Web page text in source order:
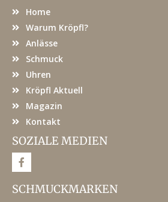
Home
Warum Kröpfl?
Anlässe
Schmuck
Uhren
Kröpfl Aktuell
Magazin
Kontakt
SOZIALE MEDIEN
F
a
e
b
SCHMUCKMARKEN